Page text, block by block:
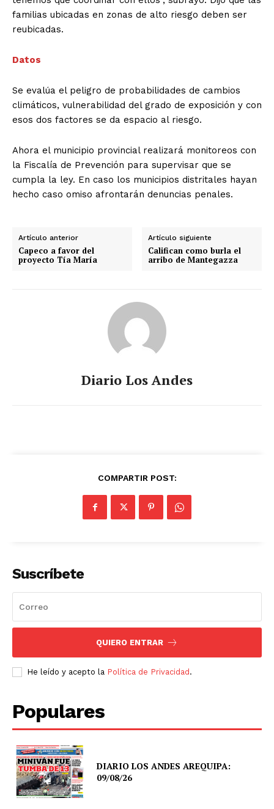
familias ubicadas en zonas de alto riesgo deben ser
reubicadas.
Datos
Se evalúa el peligro de probabilidades de cambios
climáticos, vulnerabilidad del grado de exposición y con
esos dos factores se da espacio al riesgo.
Ahora el municipio provincial realizará monitoreos con
la Fiscalía de Prevención para supervisar que se
cumpla la ley. En caso los municipios distritales hayan
hecho caso omiso afrontarán denuncias penales.
Artículo anterior
Capeco a favor del
proyecto Tía María
Artículo siguiente
Califican como burla el
arribo de Mantegazza
Diario Los Andes
COMPARTIR POST:
Suscríbete
QUIERO ENTRAR
He leído y acepto la Política de Privacidad .
Populares
DIARIO LOS ANDES AREQUIPA:
09/08/26